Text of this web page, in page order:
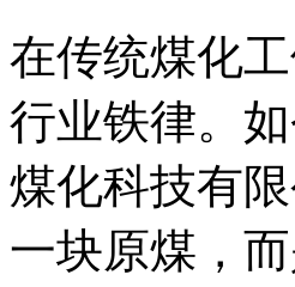
在传统煤化
行业铁律。
煤化科技有
一块原煤，